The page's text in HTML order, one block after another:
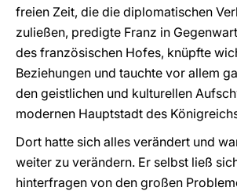
freien Zeit, die die diplomatischen
zuließen, predigte Franz in
des französischen Hofes, knüpfte
Beziehungen und tauchte vor allem
den geistlichen und kulturellen
modernen Hauptstadt des
Dort hatte sich alles verändert und
weiter zu verändern. Er selbst ließ
hinterfragen von den großen